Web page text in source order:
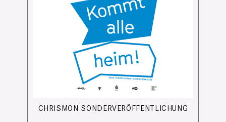
CHRISMON SONDERVERÖFFENTLICHUNG